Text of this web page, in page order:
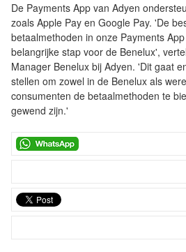
De Payments App van Adyen
zoals Apple Pay en Google Pay. 'De
betaalmethoden in onze Payments
belangrijke stap voor de Benelux',
Manager Benelux bij Adyen. 'Dit gaat
stellen om zowel in de Benelux als
consumenten de betaalmethoden te
gewend zijn.'